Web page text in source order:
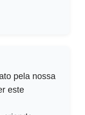
pela nossa
este